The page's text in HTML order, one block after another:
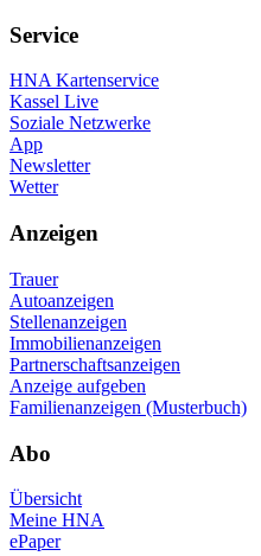
Service
HNA Kartenservice
Kassel Live
Soziale Netzwerke
App
Newsletter
Wetter
Anzeigen
Trauer
Autoanzeigen
Stellenanzeigen
Immobilienanzeigen
Partnerschaftsanzeigen
Anzeige aufgeben
Familienanzeigen (Musterbuch)
Abo
Übersicht
Meine HNA
ePaper